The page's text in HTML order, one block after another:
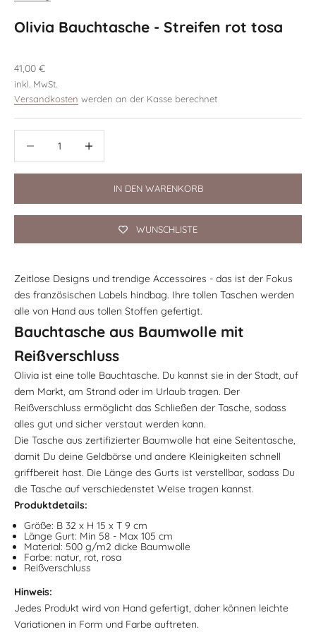
Olivia Bauchtasche - Streifen rot tosa
Angebot
41,00 €
inkl. MwSt.
Versandkosten werden an der Kasse berechnet
IN DEN WARENKORB
WUNSCHLISTE
Zeitlose Designs und trendige Accessoires - das ist der Fokus
des französischen Labels hindbag. Ihre tollen Taschen werden
alle von Hand aus tollen Stoffen gefertigt.
Bauchtasche aus Baumwolle mit
Reißverschluss
Olivia ist eine tolle Bauchtasche. Du kannst sie in der Stadt, auf
dem Markt, am Strand oder im Urlaub tragen. Der
Reißverschluss ermöglicht das Schließen der Tasche, sodass
alles gut und sicher verstaut werden kann.
Die Tasche aus zertifizierter Baumwolle hat eine Seitentasche,
damit Du deine Geldbörse und andere Kleinigkeiten schnell
griffbereit hast. Die Länge des Gurts ist verstellbar, sodass Du
die Tasche auf verschiedenstet Weise tragen kannst.
Produktdetails:
Größe: B 32 x H 15 x T 9 cm
Länge Gurt: Min 58 - Max 105 cm
Material: 500 g/m2 dicke Baumwolle
Farbe: natur, rot, rosa
Reißverschluss
Hinweis:
Jedes Produkt wird von Hand gefertigt, daher können leichte
Variationen in Form und Farbe auftreten.